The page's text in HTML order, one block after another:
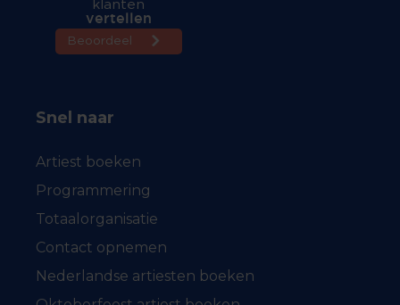
Snel naar
Artiest boeken
Programmering
Totaalorganisatie
Contact opnemen
Nederlandse artiesten boeken